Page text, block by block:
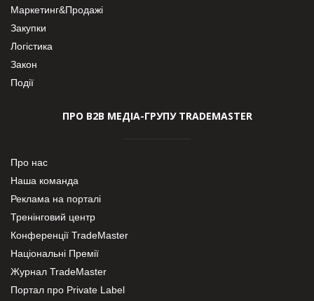
Маркетинг&Продажі
Закупки
Логістика
Закон
Події
ПРО В2В МЕДІА-ГРУПУ TRADEMASTER
Про нас
Наша команда
Реклама на порталі
Тренінговий центр
Конференції TradeMaster
Національні Премії
Журнал TradeMaster
Портал про Private Label